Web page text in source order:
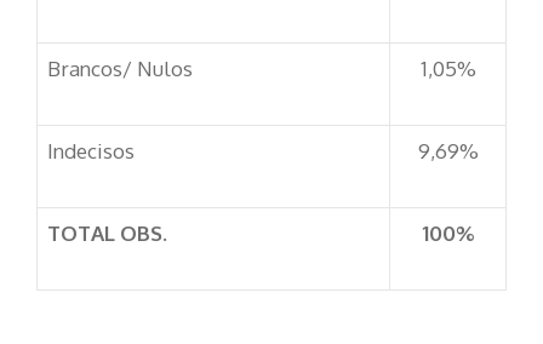
Brancos/ Nulos 1,05%
Indecisos 9,69%
TOTAL OBS. 100%